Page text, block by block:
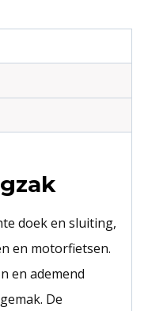
doek en sluiting,
en motorfietsen.
en ademend
De